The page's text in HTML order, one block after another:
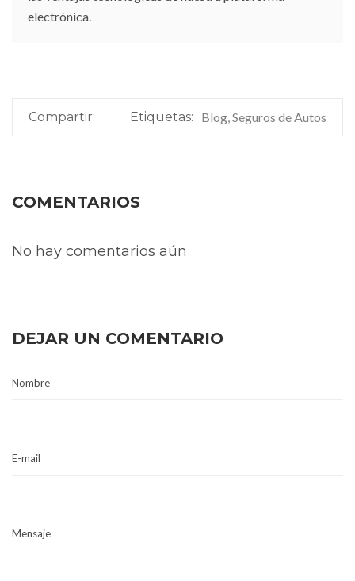
electrónica.
Compartir: Etiquetas: Blog, Seguros de Autos
COMENTARIOS
No hay comentarios aún
DEJAR UN COMENTARIO
Nombre
E-mail
Mensaje